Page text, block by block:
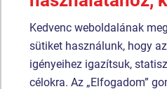
Termék - UNH-1039K-15
Kastély játékkészlet
fémszerkezet
Kedvenc weboldalának
sütiket használunk, hogy
igényeihez igazítsuk,
célokra. Az „Elfogadom”